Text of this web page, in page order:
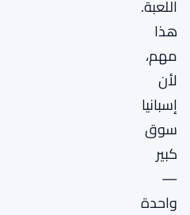
اللعبة.
هذا
مهم،
لأن
إسبانيا
سوق
كبير
—
واحدة